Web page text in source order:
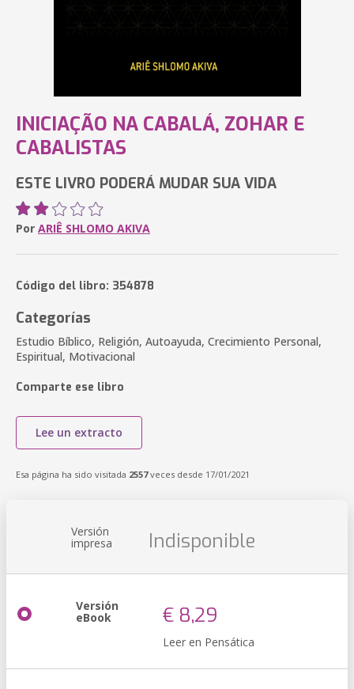
INICIAÇÃO NA CABALÁ, ZOHAR E
CABALISTAS
ESTE LIVRO PODERÁ MUDAR SUA VIDA
Por ARIÊ SHLOMO AKIVA
Código del libro: 354878
Categorías
Estudio Bíblico, Religión, Autoayuda, Crecimiento Personal,
Espiritual, Motivacional
Comparte ese libro
Lee un extracto
Esa página ha sido visitada 2557veces desde 17/01/2021
Versión
impresa Indisponible
Versión
eBook € 8,29
Leer en Pensática